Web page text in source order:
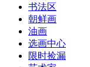
书法区
朝鲜画
油画
选画中心
限时捡漏